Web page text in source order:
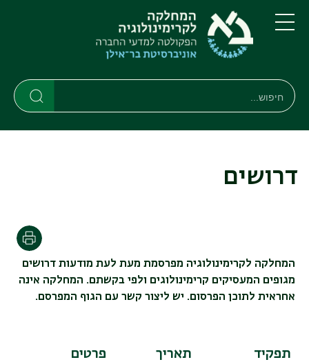
דילוג
לתוכן
העיקרי
דילוג
לתפריט
ניווט
ראשי
תפריט
חיפוש
חיפוש
דרושים
המחלקה לקרימינולוגיה מפרסמת מעת לעת מודעות דרושים
מגופים המעסיקים קרימינולוגים ולפי בקשתם. המחלקה אינה
אחראית לתוכן הפרסום. יש ליצור קשר עם הגוף המפרסם.
תפקיד תאריך פרטים